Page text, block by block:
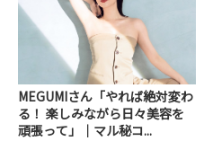
MEGUMIさん「やれば絶対変わ
る！ 楽しみながら日々美容を
頑張って」｜マル秘コ...